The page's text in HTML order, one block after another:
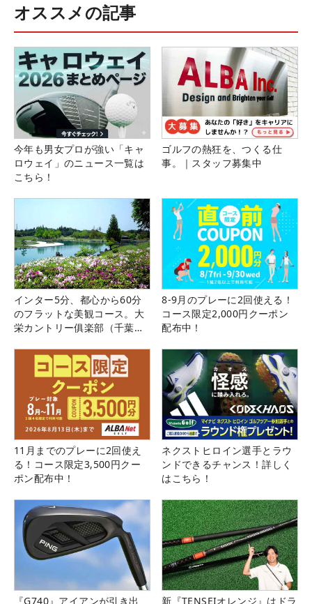
オススメの記事
今年も男女プロが強い「キャ
ロウェイ」のニュース一覧は
こちら！
ゴルフの熱狂を、つくる仕
事。｜スタッフ募集中
インター5分、都心から60分
のフラットな美観コース。大
栄カントリー俱楽部（千葉
8-9月のプレーに2回使える！
コース限定2,000円クーポン
配布中！
11月までのプレーに2回使え
る！コース限定3,500円クー
ポン配布中！
ネクストヒロイン選手とラウ
ンドできるチャンス！詳しく
はこちら！
『G740』アイアンが引き出
新『TENSEIオレンジ』はドラ